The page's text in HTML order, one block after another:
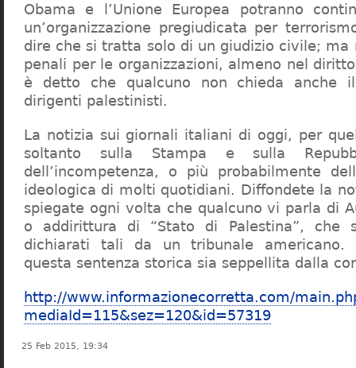
Obama e l’Unione Europea potranno
un’organizzazione pregiudicata per
dire che si tratta solo di un giudizio civile; ma
penali per le organizzazioni, almeno nel
è detto che qualcuno non chieda anche
dirigenti palestinisti.
La notizia sui giornali italiani di oggi, per
soltanto sulla Stampa e sulla
dell’incompetenza, o più probabilmente
ideologica di molti quotidiani. Diffondete la
spiegate ogni volta che qualcuno vi parla di
o addirittura di “Stato di Palestina”, che
dichiarati tali da un tribunale americano.
questa sentenza storica sia seppellita dalla
http://www.informazionecorretta.com/
mediaId=115&sez=120&id=57319
25 Feb 2015, 19:34